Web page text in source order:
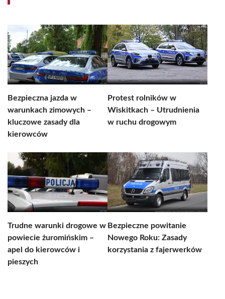
Bezpieczna jazda w
warunkach zimowych –
kluczowe zasady dla
kierowców
Protest rolników w
Wiskitkach – Utrudnienia
w ruchu drogowym
Trudne warunki drogowe w
powiecie żuromińskim –
apel do kierowców i
pieszych
Bezpieczne powitanie
Nowego Roku: Zasady
korzystania z fajerwerków